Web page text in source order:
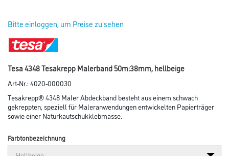
Bitte einloggen, um Preise zu sehen
Tesa 4348 Tesakrepp Malerband 50m:38mm, hellbeige
Art-Nr.:4020-000030
Tesakrepp® 4348 Maler Abdeckband besteht aus einem schwach
gekreppten, speziell für Maleranwendungen entwickelten Papierträger
sowie einer Naturkautschukklebmasse.
Farbtonbezeichnung